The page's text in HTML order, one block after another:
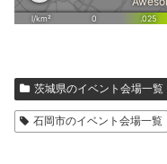
茨城県のイベント会場一覧
石岡市のイベント会場一覧